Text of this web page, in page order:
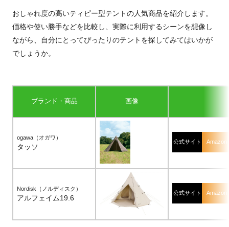
おしゃれ度の高いティピー型テントの人気商品を紹介します。
価格や使い勝手などを比較し、実際に利用するシーンを想像し
ながら、自分にとってぴったりのテントを探してみてはいかが
でしょうか。
ブランド・商品 画像
ogawa（オガワ）
タッソ
公式サイト Amazon
Nordisk（ノルディスク）
アルフェイム19.6
公式サイト Amazon